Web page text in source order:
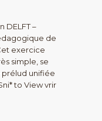
DELFT –
de
exercice
simple, se
prélud unifiée
to View vrir